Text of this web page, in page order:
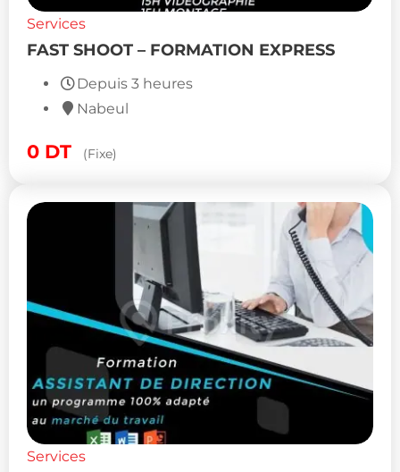
Services
FAST SHOOT – FORMATION EXPRESS
Depuis 3 heures
Nabeul
0 DT (Fixe)
Services